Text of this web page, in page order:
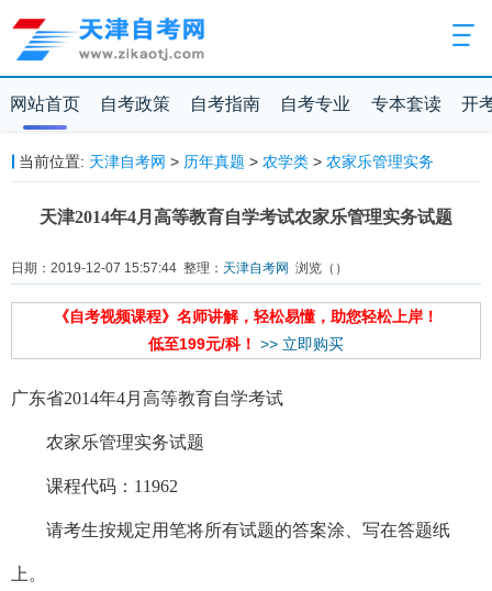
网站首页 自考政策 自考指南 自考专业 专本套读 开
当前位置: 天津自考网 > 历年真题 > 农学类> 农家乐管理实务
天津2014年4月高等教育自学考试农家乐管理实务试题
日期：2019-12-07 15:57:44 整理： 天津自考网 浏览（ ）
《自考视频课程》名师讲解，轻松易懂，助您轻松上岸！
低至199元/科！ >> 立即购买
广东省2014年4月高等教育自学考试
农家乐管理实务试题
课程代码：11962
请考生按规定用笔将所有试题的答案涂、写在答题纸
上。